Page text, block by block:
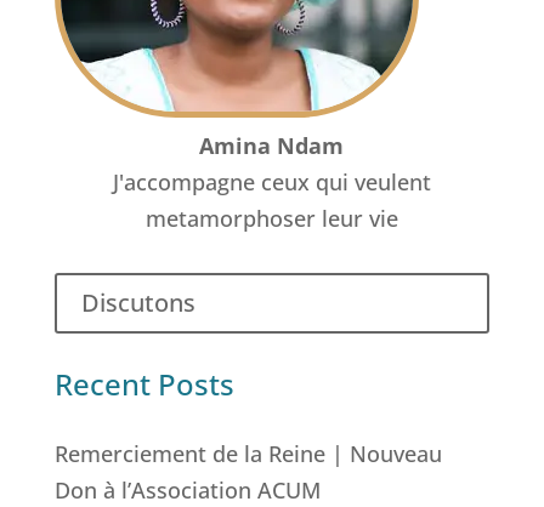
Amina Ndam
J'accompagne ceux qui veulent
metamorphoser leur vie
Discutons
Recent Posts
Remerciement de la Reine | Nouveau
Don à l’Association ACUM